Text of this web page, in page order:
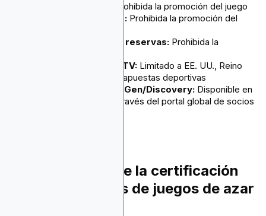
Prohibida la promoción del juego
Anuncios de compras: Prohibida la promoción del
Anuncios gráficos de reservas: Prohibida la
Cabecera de Google TV: Limitado a EE. UU., Reino
Unido y Brasil solo para apuestas deportivas
Anuncios de Demand Gen/Discovery: Disponible en
18 países aprobados a través del portal global de socios
¿Cómo se obtiene la certificación
para los anuncios de juegos de azar